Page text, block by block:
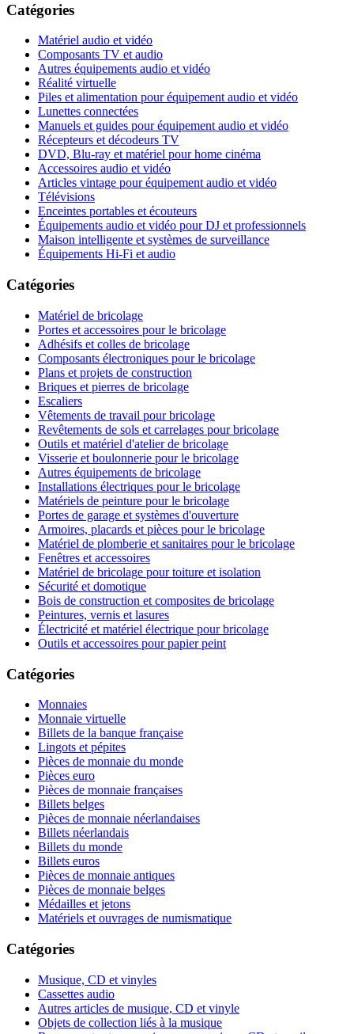
Catégories
Matériel audio et vidéo
Composants TV et audio
Autres équipements audio et vidéo
Réalité virtuelle
Piles et alimentation pour équipement audio et vidéo
Lunettes connectées
Manuels et guides pour équipement audio et vidéo
Récepteurs et décodeurs TV
DVD, Blu-ray et matériel pour home cinéma
Accessoires audio et vidéo
Articles vintage pour équipement audio et vidéo
Télévisions
Enceintes portables et écouteurs
Équipements audio et vidéo pour DJ et professionnels
Maison intelligente et systèmes de surveillance
Équipements Hi-Fi et audio
Catégories
Matériel de bricolage
Portes et accessoires pour le bricolage
Adhésifs et colles de bricolage
Composants électroniques pour le bricolage
Plans et projets de construction
Briques et pierres de bricolage
Escaliers
Vêtements de travail pour bricolage
Revêtements de sols et carrelages pour bricolage
Outils et matériel d'atelier de bricolage
Visserie et boulonnerie pour le bricolage
Autres équipements de bricolage
Installations électriques pour le bricolage
Matériels de peinture pour le bricolage
Portes de garage et systèmes d'ouverture
Armoires, placards et pièces pour le bricolage
Matériel de plomberie et sanitaires pour le bricolage
Fenêtres et accessoires
Matériel de bricolage pour toiture et isolation
Sécurité et domotique
Bois de construction et composites de bricolage
Peintures, vernis et lasures
Électricité et matériel électrique pour bricolage
Outils et accessoires pour papier peint
Catégories
Monnaies
Monnaie virtuelle
Billets de la banque française
Lingots et pépites
Pièces de monnaie du monde
Pièces euro
Pièces de monnaie françaises
Billets belges
Pièces de monnaie néerlandaises
Billets néerlandais
Billets du monde
Billets euros
Pièces de monnaie antiques
Pièces de monnaie belges
Médailles et jetons
Matériels et ouvrages de numismatique
Catégories
Musique, CD et vinyles
Cassettes audio
Autres articles de musique, CD et vinyle
Objets de collection liés à la musique